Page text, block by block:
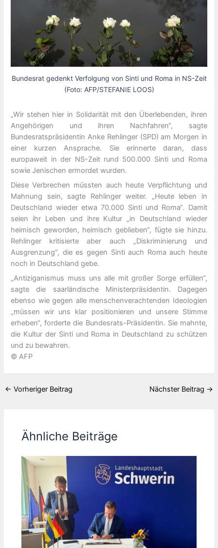
Bundesrat gedenkt Verfolgung von Sinti und Roma in NS-Zeit
(Foto: AFP/STEFANIE LOOS)
„Wir stehen hier in Solidarität mit den Überlebenden, ihren
Angehörigen und ihren Nachfahren“, sagte
Bundesratspräsidentin Anke Rehlinger (SPD) am Morgen in
einer kurzen Ansprache. Sie erinnerte daran, dass
europaweit in der NS-Zeit rund 500.000 Sinti und Roma
sowie Jenischen ermordet wurden.
Diese Verbrechen müssten auch heute Verpflichtung und
Mahnung sein, sagte Rehlinger weiter. „Heute leben in
Deutschland wieder etwa 70.000 Sinti und Roma“. Damit
seien ihr Leben und ihre Kultur „in Deutschland wieder
heimisch geworden, heimisch geblieben“, fügte sie hinzu.
Rehlinger kritisierte aber auch „Diskriminierung und
Ausgrenzung“, die es gegen Sinti auch Roma auch heute
noch in Deutschland gebe.
„Antiziganismus muss uns alle mit großer Sorge erfüllen“,
sagte die saarländische Ministerpräsidentin. Dagegen
ebenso wie gegen alle menschenverachtenden Ideologien
„müssen wir uns klar positionieren und unsere Stimme
erheben“, forderte die Bundesrats-Präsidentin. Sie mahnte,
die Kultur der Sinti und Roma in Deutschland zu schützen
und zu bewahren.
© AFP
← Vorheriger Beitrag Nächster Beitrag →
Ähnliche Beiträge